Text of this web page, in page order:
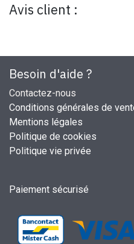
Avis client :
Besoin d'aide ?
Contactez-nous
Conditions générales de
Mentions légales
Politique de cookies
Politique vie privée
Paiement sécurisé